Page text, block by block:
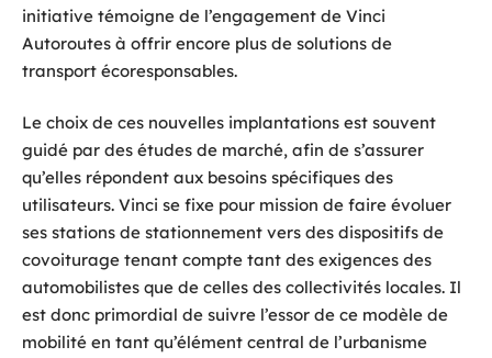
initiative témoigne de l’engagement de Vinci
Autoroutes à offrir encore plus de solutions de
transport écoresponsables.
Le choix de ces nouvelles implantations est souvent
guidé par des études de marché, afin de s’assurer
qu’elles répondent aux besoins spécifiques des
utilisateurs. Vinci se fixe pour mission de faire évoluer
ses stations de stationnement vers des dispositifs de
covoiturage tenant compte tant des exigences des
automobilistes que de celles des collectivités locales. Il
est donc primordial de suivre l’essor de ce modèle de
mobilité en tant qu’élément central de l’urbanisme